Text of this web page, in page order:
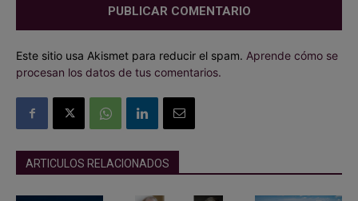
Este sitio usa Akismet para reducir el spam. Aprende cómo se
procesan los datos de tus comentarios.
ARTICULOS RELACIONADOS